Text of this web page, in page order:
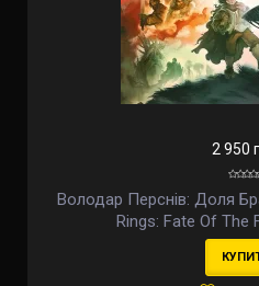
2 950
Володар Перснів: Доля
Rings: Fate Of The